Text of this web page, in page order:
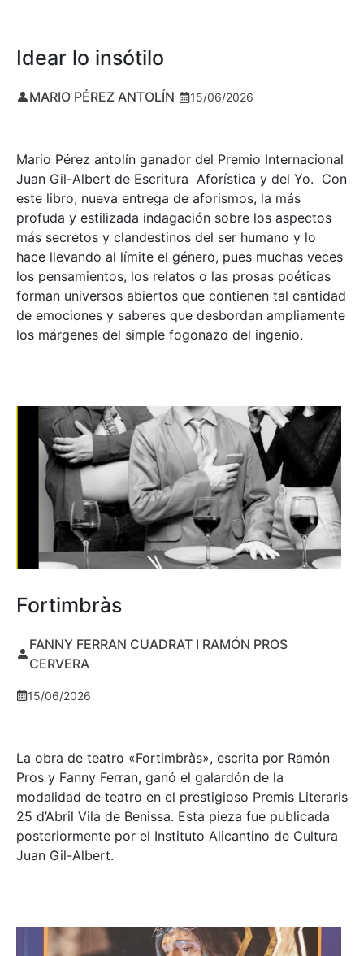
Idear lo insótilo
MARIO PÉREZ ANTOLÍN 15/06/2026
Mario Pérez antolín ganador del Premio Internacional
Juan Gil-Albert de Escritura Aforística y del Yo. Con
este libro, nueva entrega de aforismos, la más
profuda y estilizada indagación sobre los aspectos
más secretos y clandestinos del ser humano y lo
hace llevando al límite el género, pues muchas veces
los pensamientos, los relatos o las prosas poéticas
forman universos abiertos que contienen tal cantidad
de emociones y saberes que desbordan ampliamente
los márgenes del simple fogonazo del ingenio.
Fortimbràs
FANNY FERRAN CUADRAT I RAMÓN PROS
CERVERA
15/06/2026
La obra de teatro «Fortimbràs», escrita por Ramón
Pros y Fanny Ferran, ganó el galardón de la
modalidad de teatro en el prestigioso Premis Literaris
25 d’Abril Vila de Benissa. Esta pieza fue publicada
posteriormente por el Instituto Alicantino de Cultura
Juan Gil-Albert.